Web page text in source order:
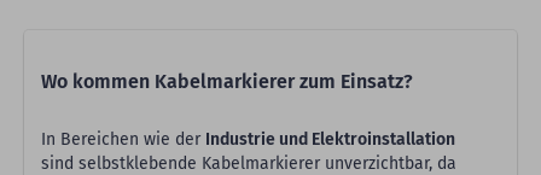
Wo kommen Kabelmarkierer zum Einsatz?
In Bereichen wie der Industrie und Elektroinstallation
sind selbstklebende Kabelmarkierer unverzichtbar, da